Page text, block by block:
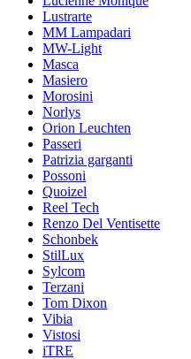
Lustrarte
MM Lampadari
MW-Light
Masca
Masiero
Morosini
Norlys
Orion Leuchten
Passeri
Patrizia garganti
Possoni
Quoizel
Reel Tech
Renzo Del Ventisette
Schonbek
StilLux
Sylcom
Terzani
Tom Dixon
Vibia
Vistosi
iTRE